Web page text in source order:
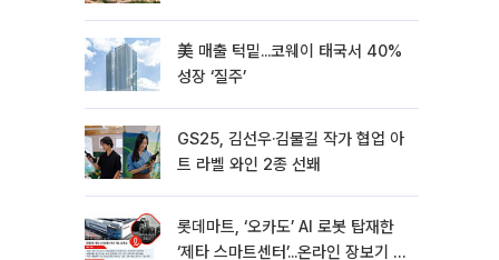
美 매출 턱밑...코웨이 태국서 40%
성장 ‘질주’
GS25, 김선우·김물길 작가 협업 아
트 라벨 와인 2종 선봬
롯데마트, ‘오카도’ AI 로봇 탑재한
‘제타 스마트센터’...온라인 장보기 판